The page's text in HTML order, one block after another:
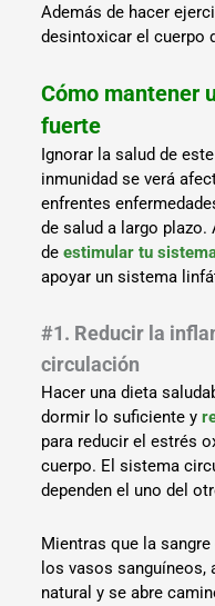
Además de hacer
desintoxicar el cuerpo
Cómo mantener
fuerte
Ignorar la salud de
inmunidad se verá
enfrentes
de salud a largo
deestimular tu
apoyar un sistema
#1. Reducir la
circulación
Hacer una dieta
dormir lo suficiente y
para reducir el estrés
cuerpo. El sistema
dependen el uno del
Mientras que la
los vasos
natural y se abre